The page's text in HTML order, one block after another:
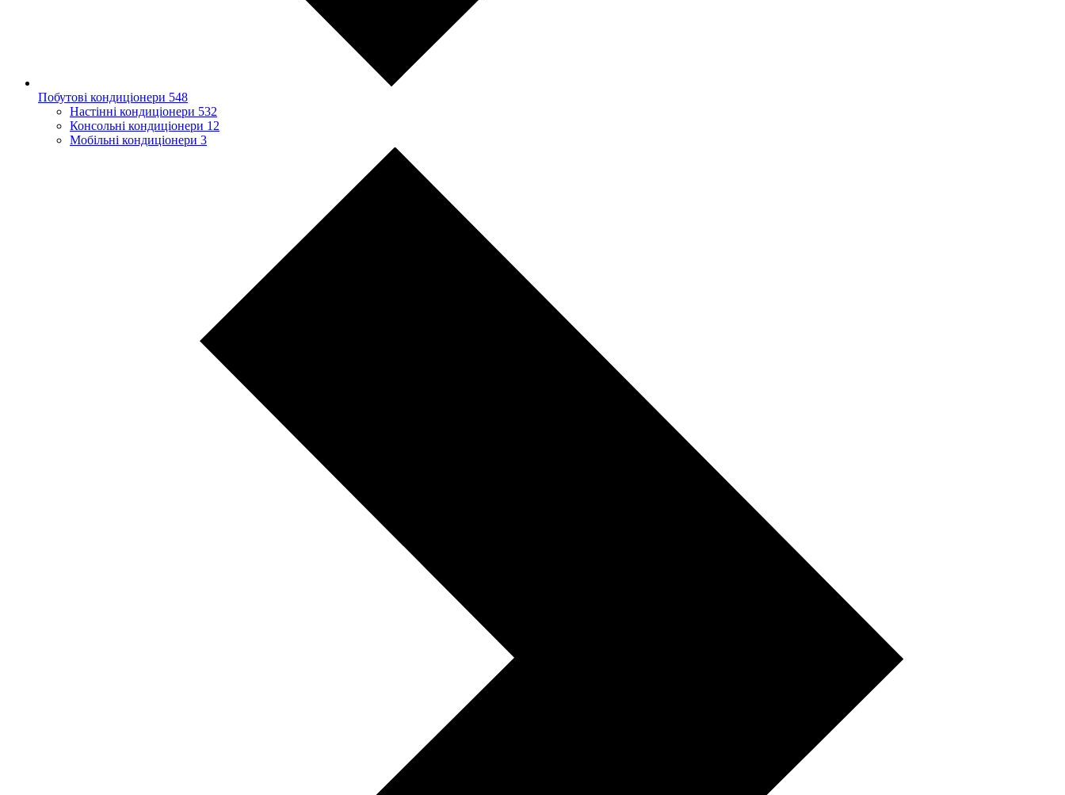
Побутові кондиціонери 548
Настінні кондиціонери 532
Консольні кондиціонери 12
Мобільні кондиціонери 3